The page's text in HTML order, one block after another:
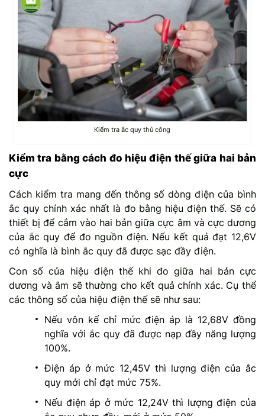
Kiểm tra ắc quy thủ công
Kiểm tra bằng cách đo hiệu điện thế giữa hai bản
cực
Cách kiểm tra mang đến thông số dòng điện của bình
ắc quy chính xác nhất là đo bằng hiệu điện thế. Sẽ có
thiết bị để cắm vào hai bản giữa cực âm và cực dương
của ắc quy để đo nguồn điện. Nếu kết quả đạt 12,6V
có nghĩa là bình ắc quy đã được sạc đầy điện.
Con số của hiệu điện thế khi đo giữa hai bản cực
dương và âm sẽ thường cho kết quả chính xác. Cụ thể
các thông số của hiệu điện thế sẽ như sau:
Nếu vôn kế chỉ mức điện áp là 12,68V đồng
nghĩa với ắc quy đã được nạp đầy năng lượng
100%.
Điện áp ở mức 12,45V thì lượng điện của ắc
quy mới chỉ đạt mức 75%.
Nếu điện áp ở mức 12,24V thì lượng điện của